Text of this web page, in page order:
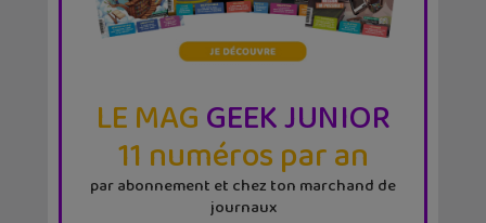
LE MAGGEEK JUNIOR
11 numéros par an
par abonnement et chez ton marchand de
journaux